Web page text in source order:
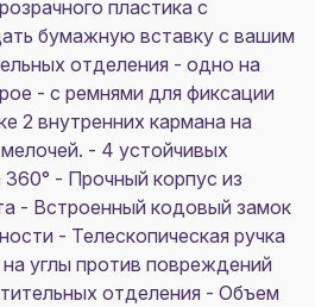
пластика с
бумажную вставку с вашим
отделения - одно на
- с ремнями для фиксации
2 внутренних кармана на
- 4 устойчивых
- Прочный корпус из
- Встроенный кодовый замок
- Телескопическая ручка
углы против повреждений
отделения - Объем